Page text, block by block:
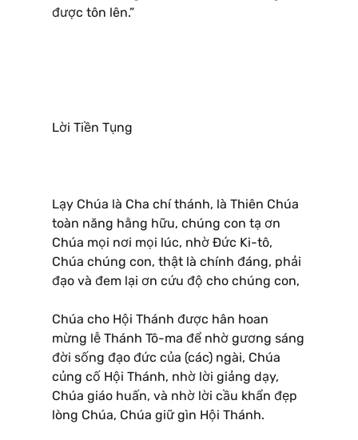
được tôn lên.”
Lời Tiền Tụng
Lạy Chúa là Cha chí thánh, là Thiên Chúa
toàn năng hằng hữu, chúng con tạ ơn
Chúa mọi nơi mọi lúc, nhờ Ðức Ki-tô,
Chúa chúng con, thật là chính đáng, phải
đạo và đem lại ơn cứu độ cho chúng con,
Chúa cho Hội Thánh được hân hoan
mừng lễ Thánh Tô-ma để nhờ gương sáng
đời sống đạo đức của (các) ngài, Chúa
củng cố Hội Thánh, nhờ lời giảng dạy,
Chúa giáo huấn, và nhờ lời cầu khẩn đẹp
lòng Chúa, Chúa giữ gìn Hội Thánh.